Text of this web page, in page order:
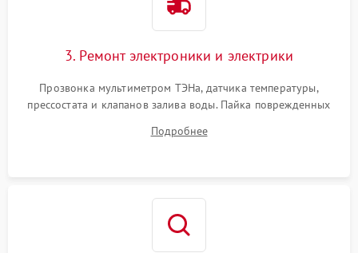
3. Ремонт электроники и электрики
Прозвонка мультиметром ТЭНа, датчика температуры,
прессостата и клапанов залива воды. Пайка поврежденных
Восстановление целостности проводки и контактов.
Подробнее